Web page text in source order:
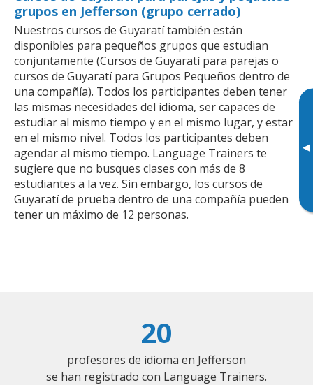
▸
grupos en Jefferson (grupo cerrado)
Nuestros cursos de Guyaratí también están
disponibles para pequeños grupos que estudian
conjuntamente (Cursos de Guyaratí para parejas o
cursos de Guyaratí para Grupos Pequeños dentro de
una compañía). Todos los participantes deben tener
las mismas necesidades del idioma, ser capaces de
estudiar al mismo tiempo y en el mismo lugar, y estar
en el mismo nivel. Todos los participantes deben
agendar al mismo tiempo. Language Trainers te
sugiere que no busques clases con más de 8
estudiantes a la vez. Sin embargo, los cursos de
Guyaratí de prueba dentro de una compañía pueden
tener un máximo de 12 personas.
20
profesores de idioma en Jefferson
se han registrado con Language Trainers.